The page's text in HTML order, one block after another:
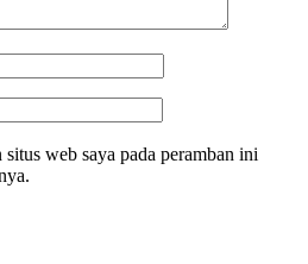
web saya pada peramban ini